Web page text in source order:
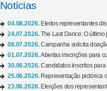
Notícias
04.08.2026. Eleitos representantes
24.07.2026.The Last Dance: O
08.07.2026.Campanha solicita
01.07.2026.Abertas inscrições para
30.06.2026.Candidatos inscritos
25.06.2026. Representação pictórica
23.06.2026. Eleições dos